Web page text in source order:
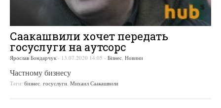
Саакашвили хочет передать
госуслуги на аутсорс
Ярослав Бондарчук - 13.07.2020 14:05 - Бізнес, Новини
Частному бизнесу
Теги: бизнес, госуслуги, Михаил Саакашвили